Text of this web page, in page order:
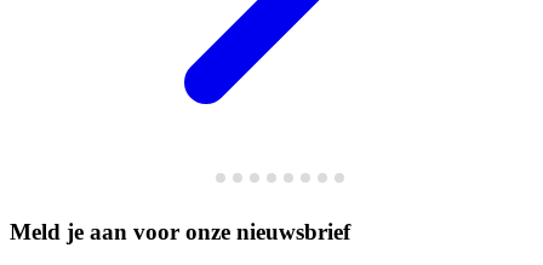
Meld je aan voor onze nieuwsbrief